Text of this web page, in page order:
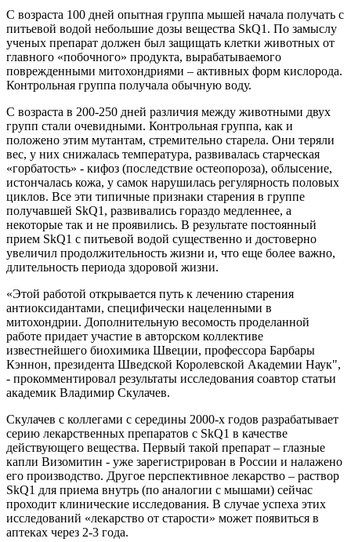
С возраста 100 дней опытная группа мышей начала получать с
питьевой водой небольшие дозы вещества SkQ1. По замыслу
ученых препарат должен был защищать клетки животных от
главного «побочного» продукта, вырабатываемого
поврежденными митохондриями – активных форм кислорода.
Контрольная группа получала обычную воду.
С возраста в 200-250 дней различия между животными двух
групп стали очевидными. Контрольная группа, как и
положено этим мутантам, стремительно старела. Они теряли
вес, у них снижалась температура, развивалась старческая
«горбатость» - кифоз (последствие остеопороза), облысение,
истончалась кожа, у самок нарушилась регулярность половых
циклов. Все эти типичные признаки старения в группе
получавшей SkQ1, развивались гораздо медленнее, а
некоторые так и не проявились. В результате постоянный
прием SkQ1 с питьевой водой существенно и достоверно
увеличил продолжительность жизни и, что еще более важно,
длительность периода здоровой жизни.
«Этой работой открывается путь к лечению старения
антиоксидантами, специфически нацеленными в
митохондрии. Дополнительную весомость проделанной
работе придает участие в авторском коллективе
известнейшего биохимика Швеции, профессора Барбары
Кэннон, президента Шведской Королевской Академии Наук",
- прокомментировал результаты исследования соавтор статьи
академик Владимир Скулачев.
Скулачев с коллегами с середины 2000-х годов разрабатывает
серию лекарственных препаратов с SkQ1 в качестве
действующего вещества. Первый такой препарат – глазные
капли Визомитин - уже зарегистрирован в России и налажено
его производство. Другое перспективное лекарство – раствор
SkQ1 для приема внутрь (по аналогии с мышами) сейчас
проходит клинические исследования. В случае успеха этих
исследований «лекарство от старости» может появиться в
аптеках через 2-3 года.